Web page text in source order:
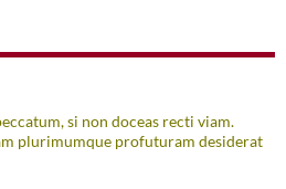
si non doceas recti viam.
plurimumque profuturam desiderat